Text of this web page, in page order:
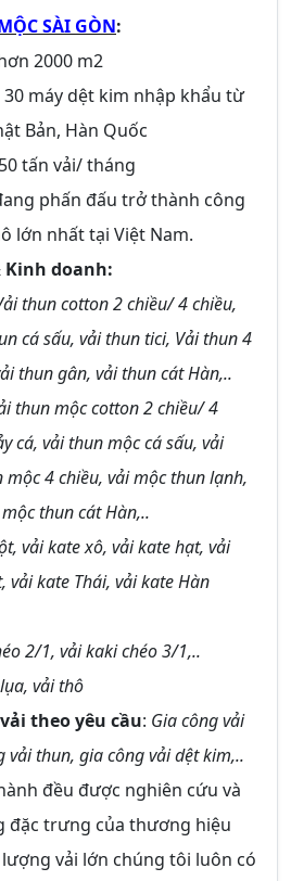
SÀI GÒN:
2000 m2
máy dệt kim nhập khẩu từ
Bản, Hàn Quốc
tấn vải/ tháng
phấn đấu trở thành công
lớn nhất tại Việt Nam.
Kinh doanh:
thun cotton 2 chiều/ 4 chiều,
cá sấu, vải thun tici, Vải thun 4
thun gân, vải thun cát Hàn,..
thun mộc cotton 2 chiều/ 4
cá, vải thun mộc cá sấu, vải
4 chiều, vải mộc thun lạnh,
thun cát Hàn,..
vải kate xô, vải kate hạt, vải
vải kate Thái, vải kate Hàn
2/1, vải kaki chéo 3/1,..
vải thô
theo yêu cầu: Gia công vải
vải thun, gia công vải dệt kim,..
đều được nghiên cứu và
đặc trưng của thương hiệu
lượng vải lớn chúng tôi luôn có